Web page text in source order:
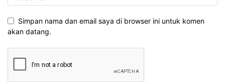
Simpan nama dan email saya di browser ini untuk komen
akan datang.